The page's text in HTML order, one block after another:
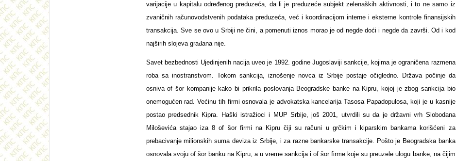
varijacije u kapitalu određenog preduzeća, da li je preduzeće subjekt zelenaških aktivnosti, i to ne samo iz
zvaničnih računovodstvenih podataka preduzeća, već i koordinacijom interne i eksterne kontrole finansijskih
transakcija. Sve se ovo u Srbiji ne čini, a pomenuti iznos morao je od negde doći i negde da završi. Od i kod
najširih slojeva građana nije.
Savet bezbednosti Ujedinjenih nacija uveo je 1992. godine Jugoslaviji sankcije, kojima je ograničena razmena
roba sa inostranstvom. Tokom sankcija, iznošenje novca iz Srbije postaje očigledno. Država počinje da
osniva of šor kompanije kako bi prikrila poslovanja Beogradske banke na Kipru, kojoj je zbog sankcija bio
onemogućen rad. Većinu tih firmi osnovala je advokatska kancelarija Tasosa Papadopulosa, koji je u kasnije
postao predsednik Kipra. Haški istražioci i MUP Srbije, još 2001, utvrdili su da je državni vrh Slobodana
Miloševića stajao iza 8 of šor firmi na Kipru čiji su računi u grčkim i kiparskim bankama korišćeni za
prebacivanje milionskih suma deviza iz Srbije, i za razne bankarske transakcije. Pošto je Beogradska banka
osnovala svoju of šor banku na Kipru, a u vreme sankcija i of šor firme koje su preuzele ulogu banke, na čijim